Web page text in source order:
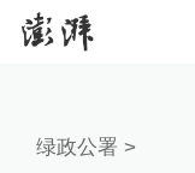
绿政公署 >